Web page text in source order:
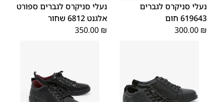
נעלי סניקרס לגברים
619643 חום
300.00 ₪
נעלי סניקרס לגברים ספורט
אלגנט 6812 שחור
350.00 ₪